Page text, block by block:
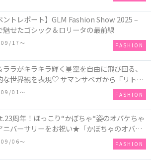
ントレポート】GLM Fashion Show 2025 –
魅せたゴシック＆ロリータの最前線
17〜 FASHION
ララがキラキラ輝く星空を自由に飛び回る、
な世界観を表現♡ サマンサベガから『リトル
スターズ』50周年アニバーサリーイヤー』を
01〜 FASHION
周年！ほっこり“かぼちゃ“姿のオバケちゃ
ニバーサリーをお祝い★「かぼちゃのオバケ
クセサリー」が新発売！Q-pot CAFE.では
ちゃのオバケーキプレート」も登場
06〜 FASHION